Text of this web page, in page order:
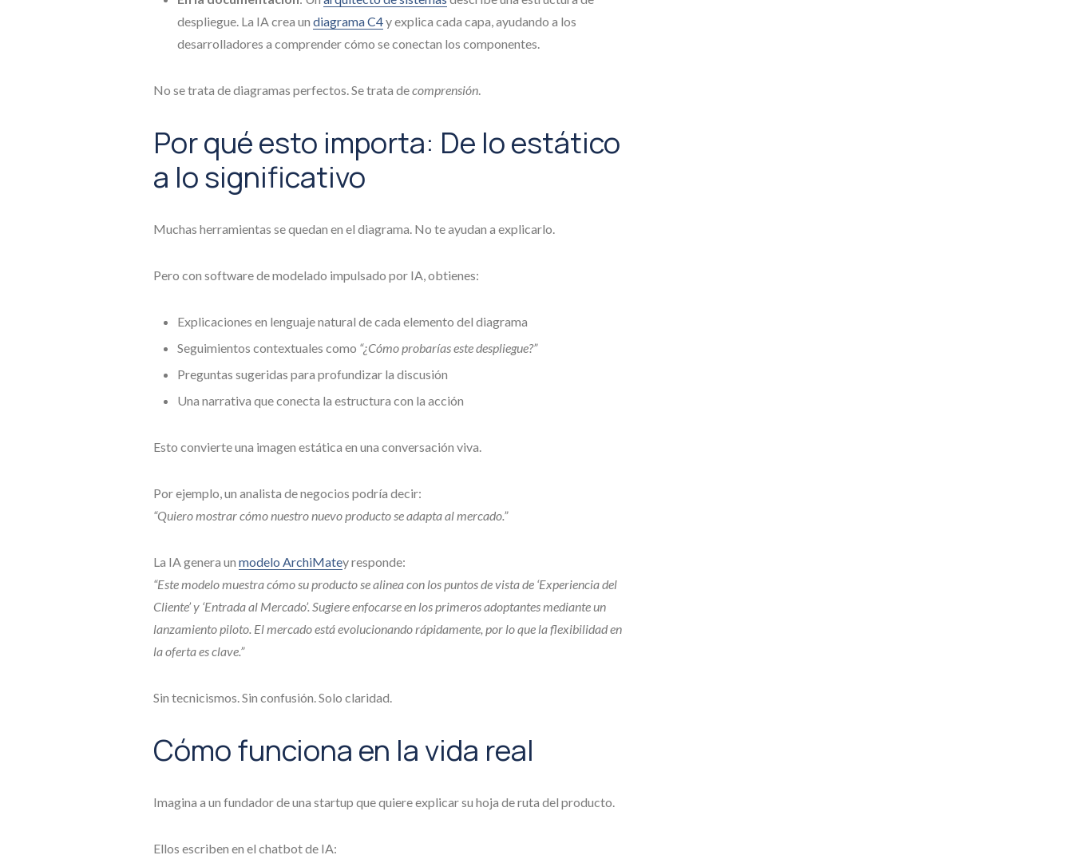
despliegue. La IA crea un diagrama C4y explica cada capa, ayudando a los
desarrolladores a comprender cómo se conectan los componentes.
No se trata de diagramas perfectos. Se trata decomprensión.
Por qué esto importa: De lo estático
a lo significativo
Muchas herramientas se quedan en el diagrama. No te ayudan a explicarlo.
Pero con software de modelado impulsado por IA, obtienes:
Explicaciones en lenguaje natural de cada elemento del diagrama
Seguimientos contextuales como “¿Cómo probarías este despliegue?”
Preguntas sugeridas para profundizar la discusión
Una narrativa que conecta la estructura con la acción
Esto convierte una imagen estática en una conversación viva.
Por ejemplo, un analista de negocios podría decir:
“Quiero mostrar cómo nuestro nuevo producto se adapta al mercado.”
La IA genera un modelo ArchiMatey responde:
“Este modelo muestra cómo su producto se alinea con los puntos de vista de ‘Experiencia del
Cliente’ y ‘Entrada al Mercado’. Sugiere enfocarse en los primeros adoptantes mediante un
lanzamiento piloto. El mercado está evolucionando rápidamente, por lo que la flexibilidad en
la oferta es clave.”
Sin tecnicismos. Sin confusión. Solo claridad.
Cómo funciona en la vida real
Imagina a un fundador de una startup que quiere explicar su hoja de ruta del producto.
Ellos escriben en el chatbot de IA: